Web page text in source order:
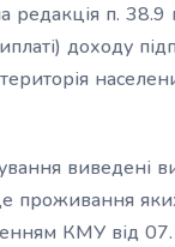
редакція п.
доходу
виведені
проживання
КМУ від